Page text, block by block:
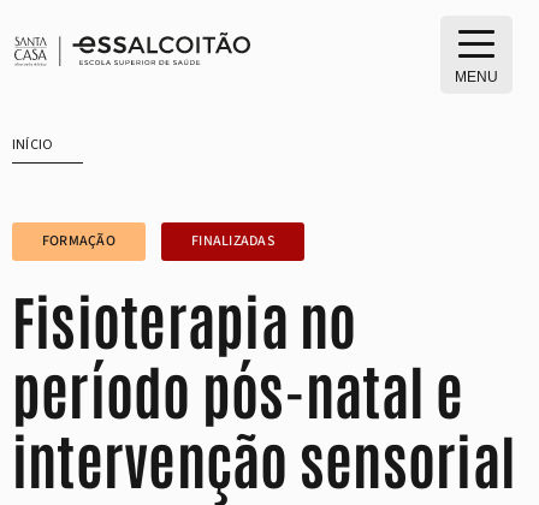
para
MENU
INÍCIO
FORMAÇÃO FINALIZADAS
Fisioterapia no
período pós-natal e
intervenção sensorial